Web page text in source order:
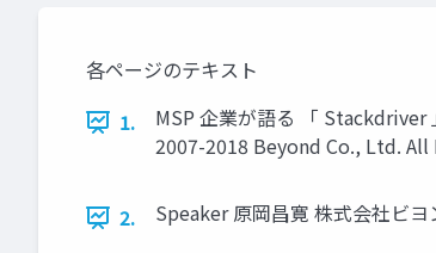
各ページのテキスト
1.
MSP 企業が語る 「
2007-2018 Beyond Co., Ltd. All
2. Speaker 原岡昌寛 株式会社ビ